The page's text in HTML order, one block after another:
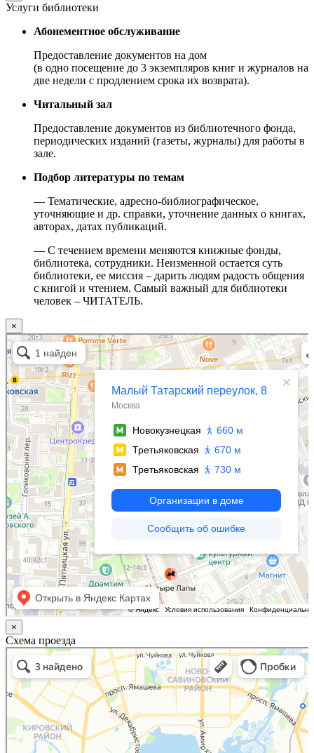
Услуги библиотеки
Абонементное обслуживание
Предоставление документов на дом
(в одно посещение до 3 экземпляров книг и журналов на
две недели с продлением срока их возврата).
Читальный зал
Предоставление документов из библиотечного фонда,
периодических изданий (газеты, журналы) для работы в
зале.
Подбор литературы по темам
— Тематические, адресно-библиографическое,
уточняющие и др. справки, уточнение данных о книгах,
авторах, датах публикаций.
— С течением времени меняются книжные фонды,
библиотека, сотрудники. Неизменной остается суть
библиотеки, ее миссия – дарить людям радость общения
с книгой и чтением. Самый важный для библиотеки
человек – ЧИТАТЕЛЬ.
×
Москва
Малый Татарский переулок, 8 на карте Москвы, ближайшее метро Новокузнецкая —
Яндекс.Карты
×
Схема проезда
Казань
Малый Татарский переулок, 8 на карте Москвы, ближайшее метро Новокузнецкая —
Яндекс.Карты